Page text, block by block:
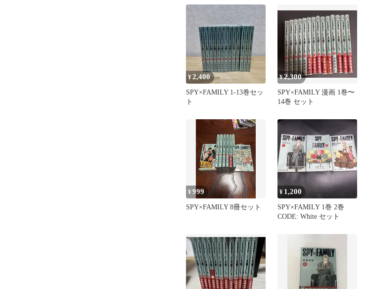
¥2,400
SPY×FAMILY 1-13巻セッ
ト
¥2,300
SPY×FAMILY 漫画 1巻〜
14巻 セット
¥999
SPY×FAMILY 8冊セット
¥ 1,200
SPY×FAMILY 1巻 2巻
CODE: White セット